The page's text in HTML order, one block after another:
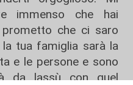
immenso che hai
che ci saro
tua famiglia sarà la
e le persone e sono
da lassù con quel